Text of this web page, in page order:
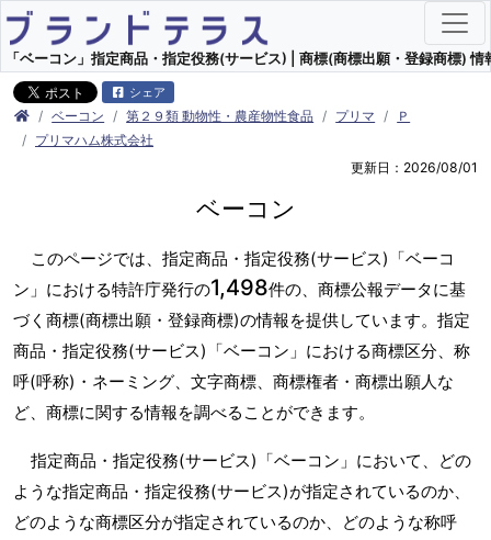
「ベーコン」指定商品・指定役務(サービス) | 商標(商標出願・登録商標) 情
シェア
ベーコン 第２９類 動物性・農産物性食品 プリマ
Ｐ
プリマハム株式会社
更新日：2026/08/01
ベーコン
このページでは、指定商品・指定役務(サービス)「ベーコ
ン」における特許庁発行の1,498件の、商標公報データに基
づく商標(商標出願・登録商標)の情報を提供しています。指定
商品・指定役務(サービス)「ベーコン」における商標区分、称
呼(呼称)・ネーミング、文字商標、商標権者・商標出願人な
ど、商標に関する情報を調べることができます。
指定商品・指定役務(サービス)「ベーコン」において、どの
ような指定商品・指定役務(サービス)が指定されているのか、
どのような商標区分が指定されているのか、どのような称呼